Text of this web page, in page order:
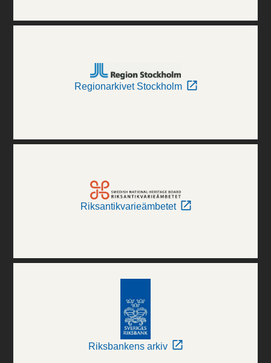
Regionarkivet Stockholm
Riksantikvarieämbetet
Riksbankens arkiv